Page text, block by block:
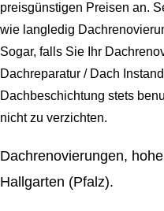
preisgünstigen Preisen an.
wie langledig
Sogar, falls Sie Ihr
Dachreparatur / Dach
Dachbeschichtung stets
nicht zu verzichten.
Dachrenovierungen,
Hallgarten (Pfalz).